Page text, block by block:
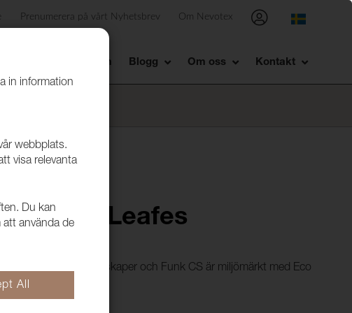
Prenumerera på vårt Nyhetsbrev Om Nevotex
Showroom Blogg Om oss Kontakt
9713 Leafes
Mycket goda egenskaper och Funk CS är miljömärkt med Eco
in information
webbplats.
visa relevanta
Du kan
att använda de
All